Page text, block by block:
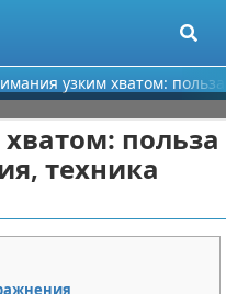
узким хватом:
польза
техника